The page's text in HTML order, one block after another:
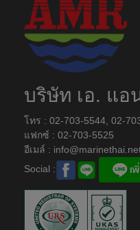
บริษัท เอ. แอ
โทร : 02-703-5544, 02-
แฟกซ์ : 02-703-5525
อีเมล์ :
Social :